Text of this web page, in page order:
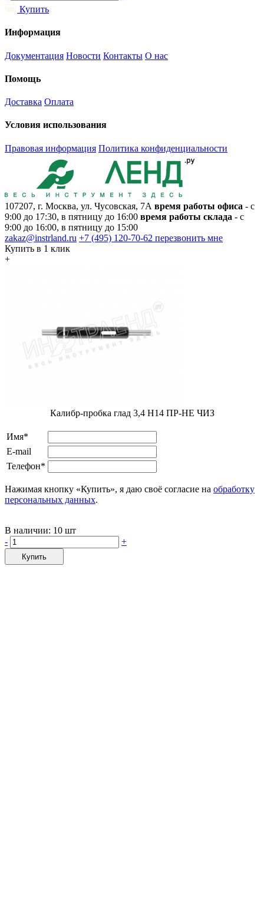
Купить
Информация
Документация Новости Контакты О нас
Помощь
Доставка Оплата
Условия использования
Правовая информация Политика конфиденциальности
107207, г. Москва, ул. Чусовская, 7А время работы офиса - с
9:00 до 17:30, в пятницу до 16:00 время работы склада - с
9:00 до 16:00, в пятницу до 15:00
zakaz@instrland.ru +7 (495) 120-70-62 перезвонить мне
Купить в 1 клик
+
Калибр-пробка глад 3,4 H14 ПР-НЕ ЧИЗ
Имя*
E-mail
Телефон*
Нажимая кнопку «Купить», я даю своё согласие на обработку
персональных данных.
В наличии: 10 шт
-
+
Купить